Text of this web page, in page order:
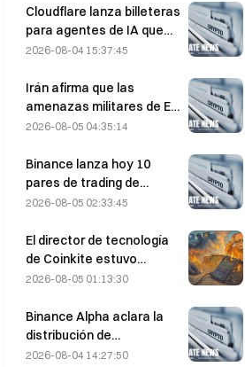
«ataque de seguridad»
Cloudflare lanza billeteras
para agentes de IA que
permiten realizar pagos
el 4 de agosto
2026-08-04 15:37:45
Irán afirma que las
amenazas militares de EE.
UU. retrasan el acuerdo
sobre el estrecho de
Ormuz
2026-08-05 04:35:14
Binance lanza hoy 10
pares de trading de
bStocks a las 20:00
de maker
2026-08-05 02:33:45
El director de tecnología
de Coinkite estuvo
implicado en el incidente
con una vulnerabilidad de
Coldcard, que
desencadenó cuatro
2026-08-05 01:13:30
Binance Alpha aclara la
distribución de
recompensas de
2026-08-04 14:27:50